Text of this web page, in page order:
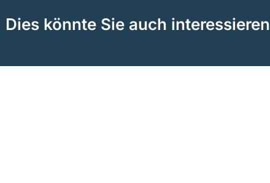
Dies könnte Sie auch interessieren